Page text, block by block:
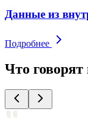
Данные из
Подробнее
Что